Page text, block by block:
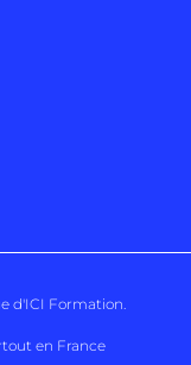
d'ICI Formation.
en France